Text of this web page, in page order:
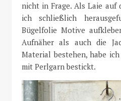
nicht in Frage. Als Laie auf
ich schließlich
Bügelfolie Motive
Aufnäher als auch die
Material bestehen, habe
mit Perlgarn bestickt.